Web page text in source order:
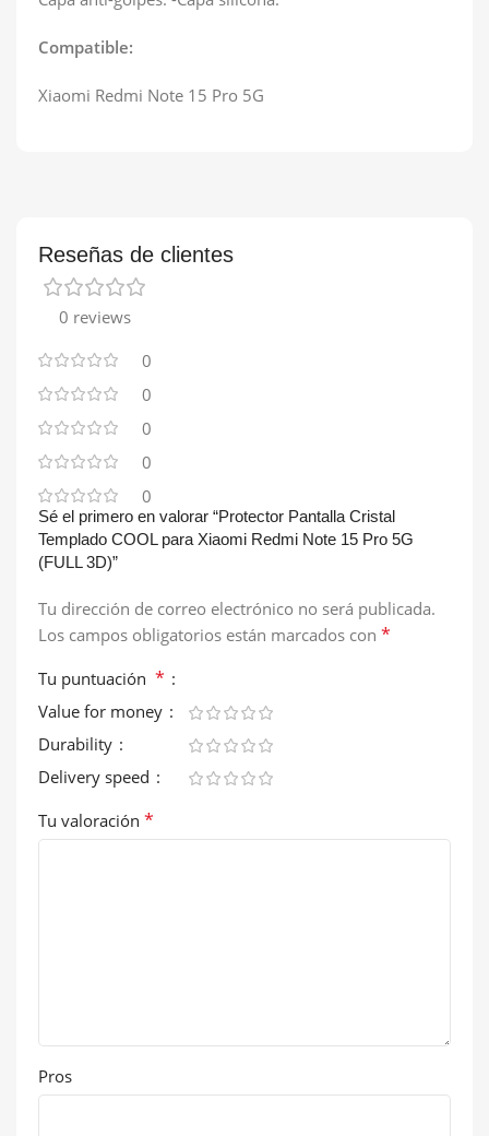
Compatible:
Xiaomi Redmi Note 15 Pro 5G
Reseñas de clientes
0 reviews
0
0
0
0
0
Sé el primero en valorar “Protector Pantalla Cristal
Templado COOL para Xiaomi Redmi Note 15 Pro 5G
(FULL 3D)”
Tu dirección de correo electrónico no será publicada.
Los campos obligatorios están marcados con *
Tu puntuación *
Value for money
Durability
Delivery speed
Tu valoración *
Pros